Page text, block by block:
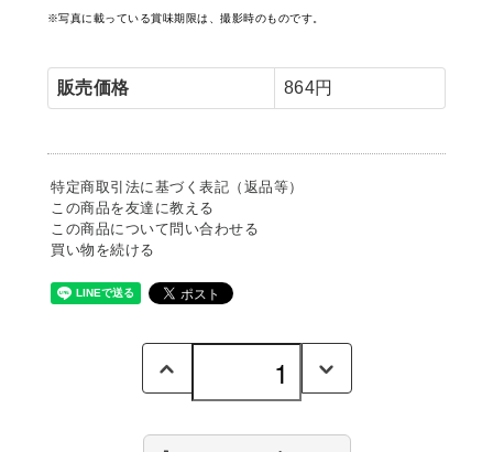
※写真に載っている賞味期限は、撮影時のものです。
販売価格 864円
特定商取引法に基づく表記（返品等）
この商品を友達に教える
この商品について問い合わせる
買い物を続ける